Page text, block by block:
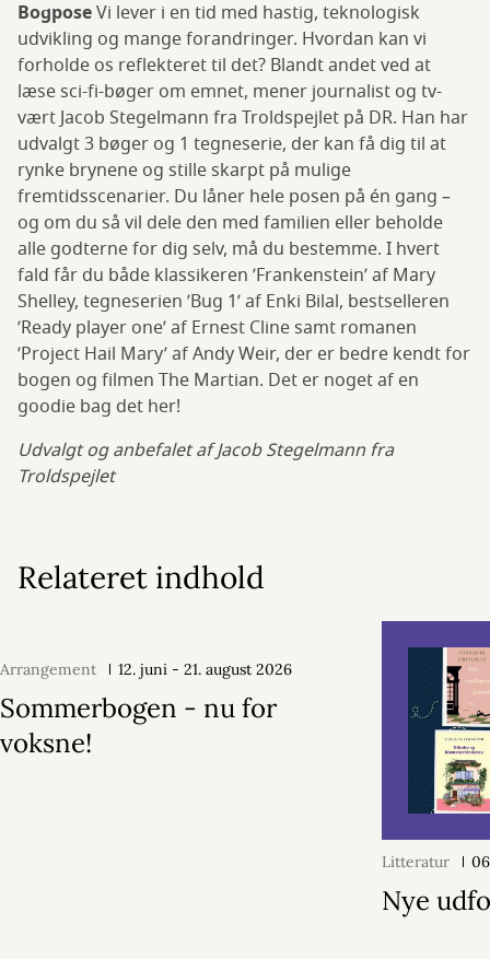
BogposeVi lever i en tid med hastig, teknologisk
udvikling og mange forandringer. Hvordan kan vi
forholde os reflekteret til det? Blandt andet ved at
læse sci-fi-bøger om emnet, mener journalist og tv-
vært Jacob Stegelmann fra Troldspejlet på DR. Han har
udvalgt 3 bøger og 1 tegneserie, der kan få dig til at
rynke brynene og stille skarpt på mulige
fremtidsscenarier. Du låner hele posen på én gang –
og om du så vil dele den med familien eller beholde
alle godterne for dig selv, må du bestemme. I hvert
fald får du både klassikeren ’Frankenstein’ af Mary
Shelley, tegneserien ’Bug 1’ af Enki Bilal, bestselleren
’Ready player one’ af Ernest Cline samt romanen
’Project Hail Mary’ af Andy Weir, der er bedre kendt for
bogen og filmen The Martian. Det er noget af en
goodie bag det her!
Udvalgt og anbefalet af Jacob Stegelmann fra
Troldspejlet
Relateret indhold
Arrangement 12. juni - 21. august 2026
Sommerbogen - nu for
voksne!
Litteratur
Nye